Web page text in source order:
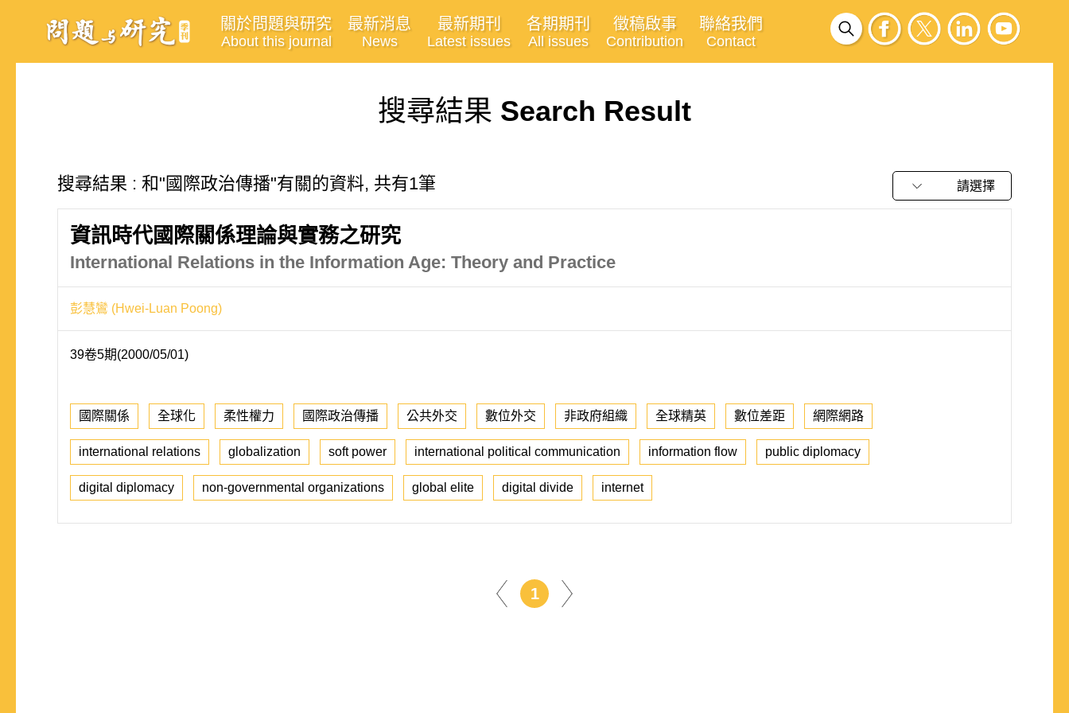
關於問題與研究
About this journal
最新消息
News
最新期刊
Latest issues
各期期刊
All issues
徵稿啟事
Contribution
聯絡我們
Contact
搜尋結果 Search Result
搜尋結果 : 和"國際政治傳播"有關的資料, 共有1筆 請選擇
資訊時代國際關係理論與實務之研究
International Relations in the Information Age: Theory and Practice
彭慧鸞 (Hwei-Luan Poong)
39卷5期(2000/05/01)
國際關係 全球化 柔性權力 國際政治傳播 公共外交 數位外交 非政府組織 全球精英 數位差距 網際網路
international relations globalization soft power international political communication information flow public diplomacy
digital diplomacy non-governmental organizations global elite digital divide internet
1